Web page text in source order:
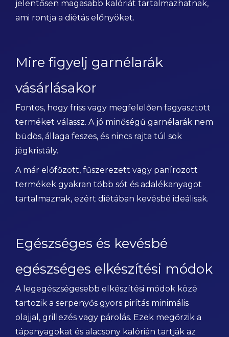
jelentősen magasabb kalóriát tartalmazhatnak,
ami rontja a diétás előnyöket.
Mire figyelj garnélarák
vásárlásakor
Fontos, hogy friss vagy megfelelően fagyasztott
terméket válassz. A jó minőségű garnélarák nem
büdös, állaga feszes, és nincs rajta túl sok
jégkristály.
A már előfőzött, fűszerezett vagy panírozott
termékek gyakran több sót és adalékanyagot
tartalmaznak, ezért diétában kevésbé ideálisak.
Egészséges és kevésbé
egészséges elkészítési módok
A legegészségesebb elkészítési módok közé
tartozik a serpenyős gyors pirítás minimális
olajjal, grillezés vagy párolás. Ezek megőrzik a
tápanyagokat és alacsony kalórián tartják az